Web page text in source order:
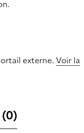
externe. Voir la
(0)